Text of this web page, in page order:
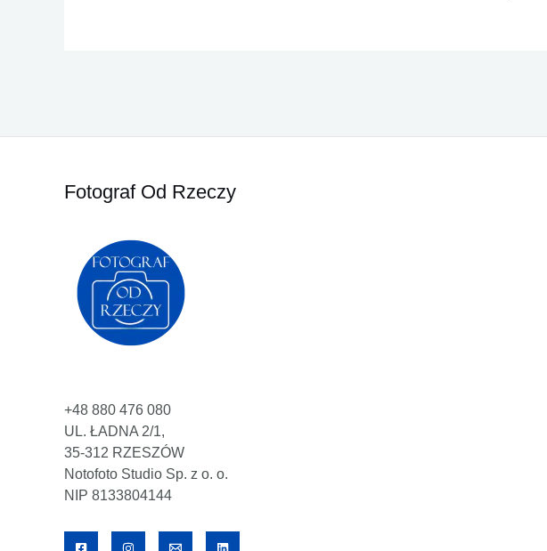
Fotograf Od Rzeczy
+48 880 476 080
UL. ŁADNA 2/1,
35-312 RZESZÓW
Notofoto Studio Sp. z o. o.
NIP 8133804144